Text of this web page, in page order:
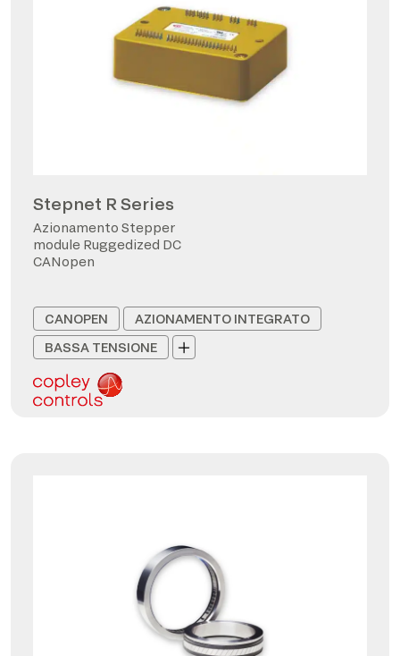
Stepnet R Series
Azionamento Stepper
module Ruggedized DC
CANopen
CANOPEN
AZIONAMENTO INTEGRATO
BASSA TENSIONE